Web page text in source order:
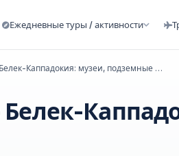
Ежедневные туры / активности
3-дневный тур Белек-Каппадокия: музеи, подземные города